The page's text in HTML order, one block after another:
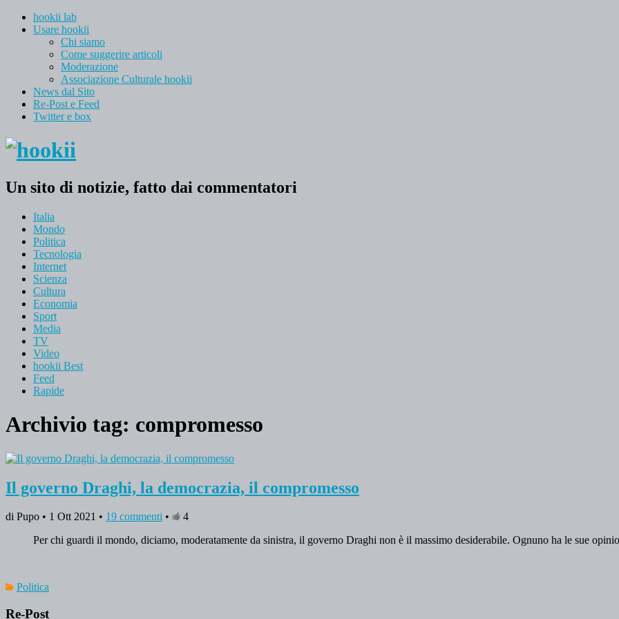
hookii lab
Usare hookii
Chi siamo
Come suggerire articoli
Moderazione
Associazione Culturale hookii
News dal Sito
Re-Post e Feed
Twitter e box
Un sito di notizie, fatto dai commentatori
Italia
Mondo
Politica
Tecnologia
Internet
Scienza
Cultura
Economia
Sport
Media
TV
Video
hookii Best
Feed
Rapide
Archivio tag: compromesso
Il governo Draghi, la democrazia, il compromesso
di Pupo • 1 Ott 2021 • 19 commenti •
4
Per chi guardi il mondo, diciamo, moderatamente da sinistra, il governo Draghi non è il massimo desiderabile. Ognuno ha le sue
Politica
Re-Post